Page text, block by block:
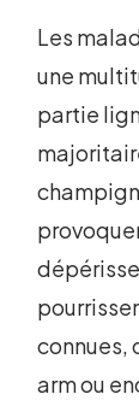
Les
une
partie
connues,
arm ou